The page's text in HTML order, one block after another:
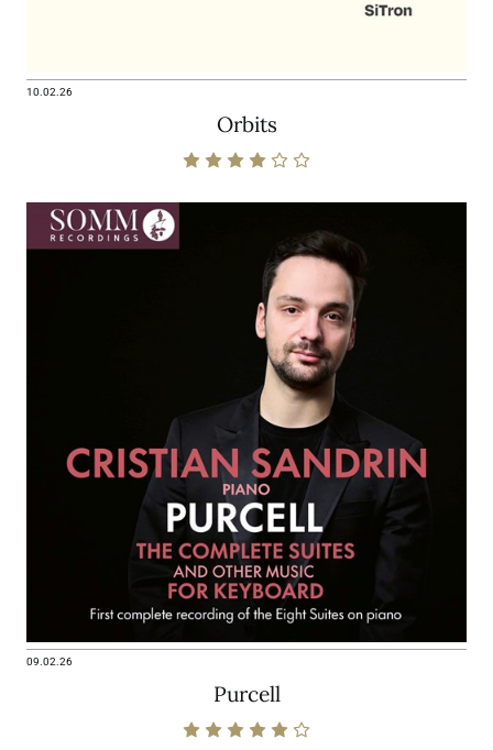
10.02.26
Orbits
09.02.26
Purcell